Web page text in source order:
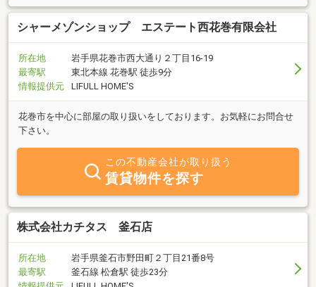
シャーメゾンショップ エステート西花巻有限会社
所在地
岩手県花巻市西大通り２丁目16-19
最寄駅
東北本線 花巻駅 徒歩9分
情報提供元
LIFULL HOME'S
花巻市を中心に部屋の取り扱いをしております。お気軽にお問合せ
下さい。
この不動産会社が取り扱う
賃貸物件を探す
株式会社カチタス 釜石店
所在地
岩手県釜石市野田町２丁目21番8号
最寄駅
釜石線 松倉駅 徒歩23分